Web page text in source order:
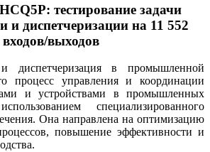
тестирование задачи
и диспетчеризации на 11 552
входов/выходов
и диспетчеризация в промышленной
процесс управления и координации
и устройствами в промышленных
специализированного
Она направлена на оптимизацию
повышение эффективности и